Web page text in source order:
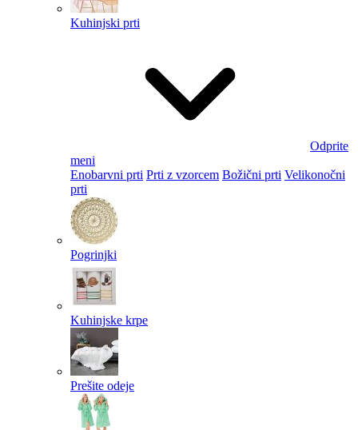
Kuhinjski prti
Odprite
meni
Enobarvni prti Prti z vzorcem Božični prti Velikonočni
prti​
Pogrinjki
Kuhinjske krpe
Prešite odeje